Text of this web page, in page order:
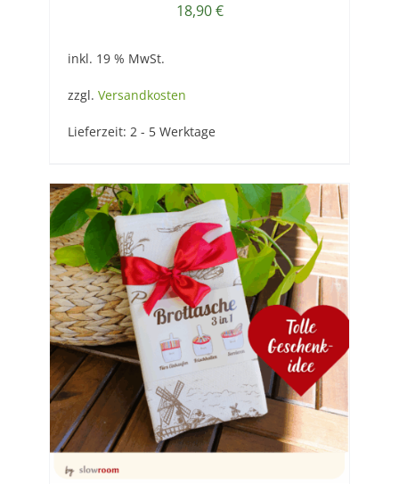
18,90€
inkl. 19 % MwSt.
zzgl. Versandkosten
Lieferzeit: 2 - 5 Werktage